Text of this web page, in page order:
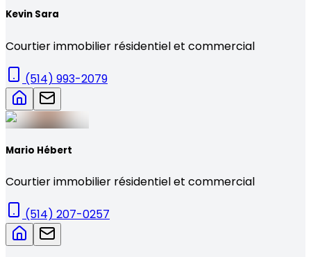
Kevin Sara
Courtier immobilier résidentiel et commercial
(514) 993-2079
Mario Hébert
Courtier immobilier résidentiel et commercial
(514) 207-0257